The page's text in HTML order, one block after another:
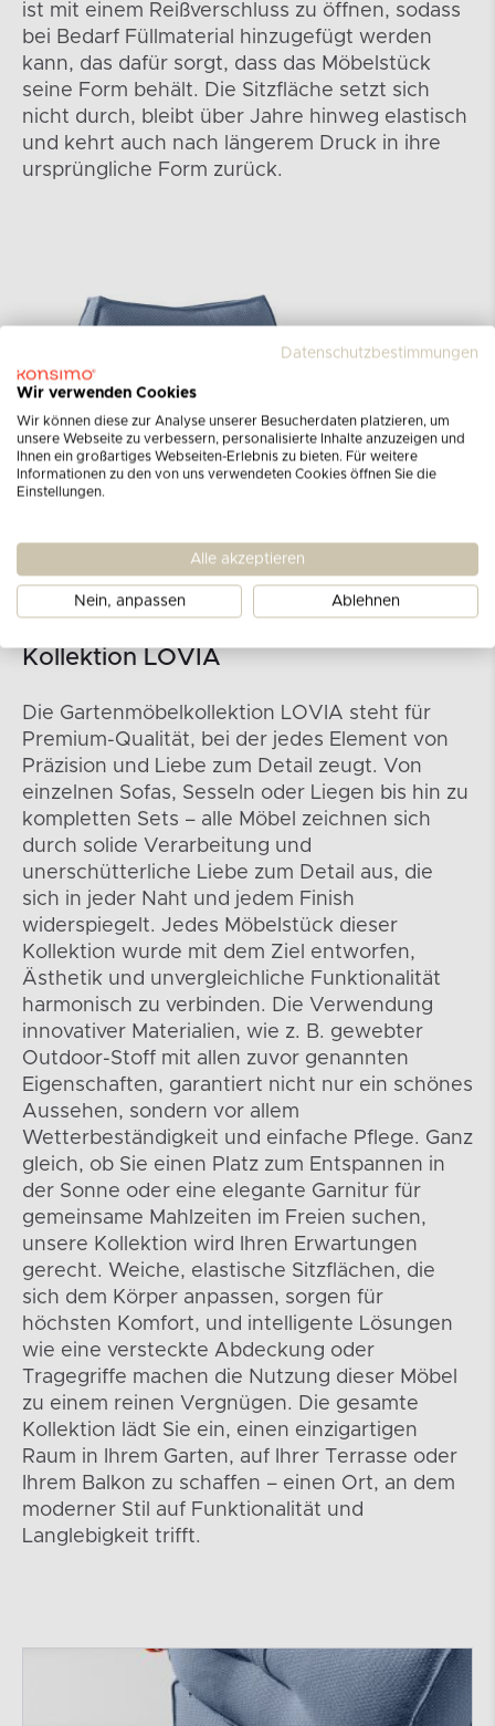
ist mit einem Reißverschluss zu öffnen, sodass
bei Bedarf Füllmaterial hinzugefügt werden
kann, das dafür sorgt, dass das Möbelstück
seine Form behält. Die Sitzfläche setzt sich
nicht durch, bleibt über Jahre hinweg elastisch
und kehrt auch nach längerem Druck in ihre
ursprüngliche Form zurück.
Kollektion LOVIA
Die Gartenmöbelkollektion LOVIA steht für
Premium-Qualität, bei der jedes Element von
Präzision und Liebe zum Detail zeugt. Von
einzelnen Sofas, Sesseln oder Liegen bis hin zu
kompletten Sets – alle Möbel zeichnen sich
durch solide Verarbeitung und
unerschütterliche Liebe zum Detail aus, die
sich in jeder Naht und jedem Finish
widerspiegelt. Jedes Möbelstück dieser
Kollektion wurde mit dem Ziel entworfen,
Ästhetik und unvergleichliche Funktionalität
harmonisch zu verbinden. Die Verwendung
innovativer Materialien, wie z. B. gewebter
Outdoor-Stoff mit allen zuvor genannten
Eigenschaften, garantiert nicht nur ein schönes
Aussehen, sondern vor allem
Wetterbeständigkeit und einfache Pflege. Ganz
gleich, ob Sie einen Platz zum Entspannen in
der Sonne oder eine elegante Garnitur für
gemeinsame Mahlzeiten im Freien suchen,
unsere Kollektion wird Ihren Erwartungen
gerecht. Weiche, elastische Sitzflächen, die
sich dem Körper anpassen, sorgen für
höchsten Komfort, und intelligente Lösungen
wie eine versteckte Abdeckung oder
Tragegriffe machen die Nutzung dieser Möbel
zu einem reinen Vergnügen. Die gesamte
Kollektion lädt Sie ein, einen einzigartigen
Raum in Ihrem Garten, auf Ihrer Terrasse oder
Ihrem Balkon zu schaffen – einen Ort, an dem
moderner Stil auf Funktionalität und
Langlebigkeit trifft.
Datenschutzbestimmungen
Wir verwenden Cookies
Wir können diese zur Analyse unserer Besucherdaten platzieren, um
unsere Webseite zu verbessern, personalisierte Inhalte anzuzeigen und
Ihnen ein großartiges Webseiten-Erlebnis zu bieten. Für weitere
Informationen zu den von uns verwendeten Cookies öffnen Sie die
Einstellungen.
Alle akzeptieren
Nein, anpassen Ablehnen